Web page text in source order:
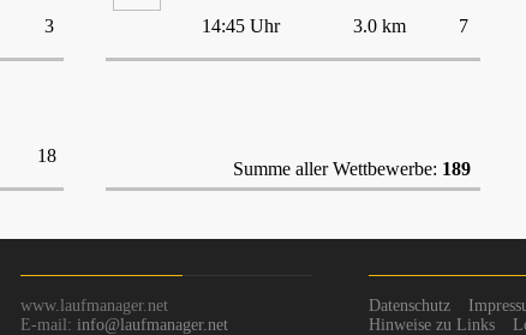
3 14:45 Uhr 3.0 km 7
18
Summe aller Wettbewerbe: 189
www.laufmanager.net
E-mail: info@laufmanager.net
Datenschutz
Hinweise zu Links